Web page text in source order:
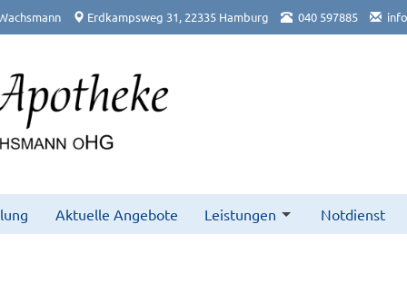
Erdkampsweg 31, 22335 Hamburg 040 597885
Aktuelle Angebote Leistungen Notdienst